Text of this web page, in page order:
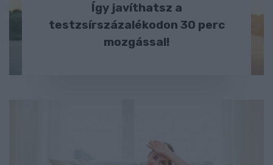
Így javíthatsz a
testzsírszázalékodon 30 perc
mozgással!